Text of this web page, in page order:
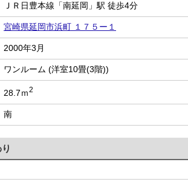
ＪＲ日豊本線「南延岡」駅 徒歩4分
宮崎県延岡市浜町 １７５ー１
2000年3月
ワンルーム (洋室10畳(3階))
28.7ｍ2
南